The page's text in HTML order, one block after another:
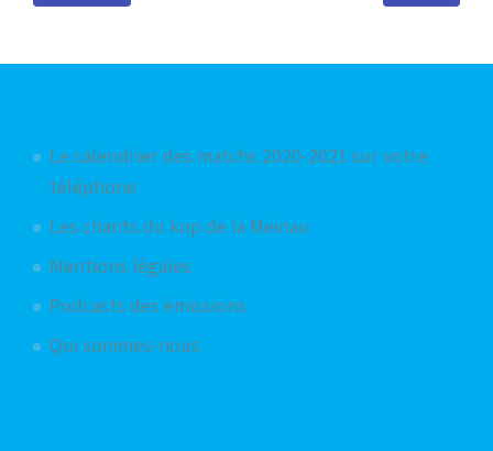
Le calendrier des matchs 2020-2021 sur votre
téléphone
Les chants du kop de la Meinau
Mentions légales
Podcasts des émissions
Qui sommes-nous